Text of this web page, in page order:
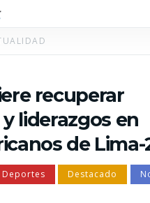
recuperar
liderazgos en
de Lima-
Deportes Destacado